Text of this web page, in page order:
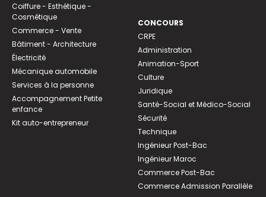
Coiffure - Esthétique -
Cosmétique
Commerce - Vente
Bâtiment - Architecture
Électricité
Mécanique automobile
Services à la personne
Accompagnement Petite
enfance
Kit auto-entrepreneur
CONCOURS
CRPE
Administration
Animation-Sport
Culture
Juridique
Santé-Social et Médico-Social
Sécurité
Technique
Ingénieur Post-Bac
Ingénieur Maroc
Commerce Post-Bac
Commerce Admission Parallèle